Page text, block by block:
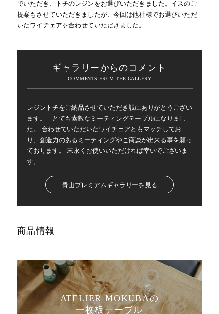
でいただき、トチのレジンをお選びいただきました。イスのご
提案もさせていただきましたが、今回は他社様でお選びいただ
いたワイチェアを合わせていただきました。
ギャラリーからのコメント
レジントチをご納品させていただき誠にありがとうござい
ます。 とても素敵なミーティングテーブルになりまし
た。 合わせていただいたワイチェアともマッチしてお
り、創造力のあるミーティングやご商談が出来る事を願っ
ております。 末永くお使いいただければ幸いでございま
す。
青山プレミアムギャラリーを見る
商品情報
ATELIER MOKUBAの
一枚板テーブル